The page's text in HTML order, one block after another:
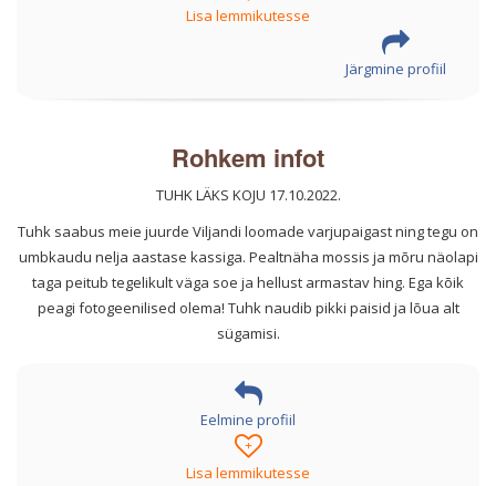
Lisa lemmikutesse
Järgmine profiil
Rohkem infot
TUHK LÄKS KOJU 17.10.2022.
Tuhk saabus meie juurde Viljandi loomade varjupaigast ning tegu on
umbkaudu nelja aastase kassiga. Pealtnäha mossis ja mõru näolapi
taga peitub tegelikult väga soe ja hellust armastav hing. Ega kõik
peagi fotogeenilised olema! Tuhk naudib pikki paisid ja lõua alt
sügamisi.
Eelmine profiil
+
Lisa lemmikutesse